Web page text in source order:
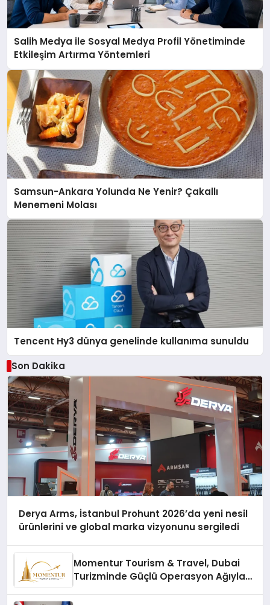
Salih Medya ile Sosyal Medya Profil Yönetiminde
Etkileşim Artırma Yöntemleri
Samsun-Ankara Yolunda Ne Yenir? Çakallı
Menemeni Molası
Tencent Hy3 dünya genelinde kullanıma sunuldu
Son Dakika
Derya Arms, İstanbul Prohunt 2026’da yeni nesil
ürünlerini ve global marka vizyonunu sergiledi
Momentur Tourism & Travel, Dubai
Turizminde Güçlü Operasyon Ağıyla